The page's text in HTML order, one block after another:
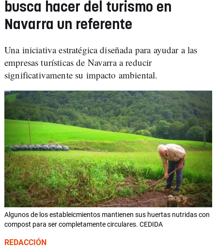
busca hacer del turismo en
Navarra un referente
Una iniciativa estratégica diseñada para ayudar a las
empresas turísticas de Navarra a reducir
significativamente su impacto ambiental.
Algunos de los estableicmientos mantienen sus huertas nutridas con
compost para ser completamente circulares. CEDIDA
REDACCIÓN